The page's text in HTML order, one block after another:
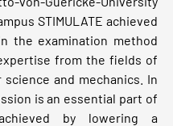
STIMULATE achieved
the examination method
from the fields of
and mechanics. In
is an essential part of
by lowering a